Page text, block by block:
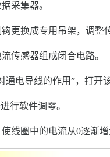
采集器。
更换成专用吊架，调整
传感器组成闭合电路。
电导线的作用”，打开
行软件调零。
线圈中的电流从0逐渐